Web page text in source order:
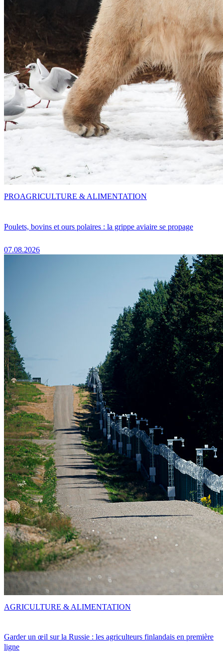
Poulets, bovins et ours polaires : la grippe aviaire se propage
07.08.2026
PROAGRICULTURE & ALIMENTATION
Garder un œil sur la Russie : les agriculteurs finlandais en première
ligne
AGRICULTURE & ALIMENTATION